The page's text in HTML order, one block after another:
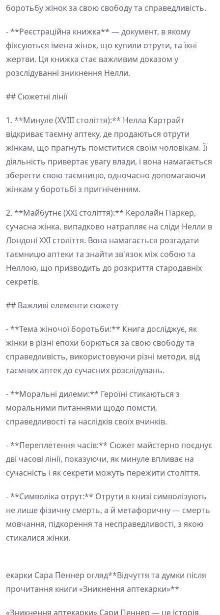
боротьбу жінок за свою свободу та справедливість.
- **Реєстраційна книжка** — документ, в якому
фіксуються імена жінок, що купили отрути, та їхні
жертви. Ця книжка стає важливим доказом у
розслідуванні зникнення Нелли.
## Сюжетні лінії
1. **Минуле (XVIII століття):** Нелла Картрайт
відкриває таємну аптеку, де продаються отрути
жінкам, що прагнуть помститися своїм чоловікам. Її
діяльність привертає увагу влади, і вона намагається
зберегти свою таємницю, одночасно допомагаючи
жінкам у боротьбі з пригніченням.
2. **Майбутнє (XXI століття):** Керолайн Паркер,
сучасна жінка, випадково натрапляє на сліди Нелли в
Лондоні XXI століття. Вона намагається розгадати
таємницю аптеки та знайти зв'язок між собою та
Неллою, що призводить до розкриття стародавніх
секретів.
## Важливі елементи сюжету
- **Тема жіночої боротьби:** Книга досліджує, як
жінки в різні епохи борються за свою свободу та
справедливість, використовуючи різні методи, від
таємних аптек до сучасних розслідувань.
- **Моральні дилеми:** Героїні стикаються з
моральними питаннями щодо помсти,
справедливості та наслідків своїх вчинків.
- **Переплетення часів:** Сюжет майстерно поєднує
дві часові лінії, показуючи, як минуле впливає на
сучасність і як секрети можуть пережити століття.
- **Символіка отрут:** Отрути в книзі символізують
не лише фізичну смерть, а й метафоричну — смерть
мовчання, підкорення та несправедливості, з якою
стикалися жінки.
екарки Сара Пеннер огляд**Відчуття та думки після
прочитання книги «Зникнення аптекарки»**
«Зникнення аптекарки» Сари Пеннер — це історія,